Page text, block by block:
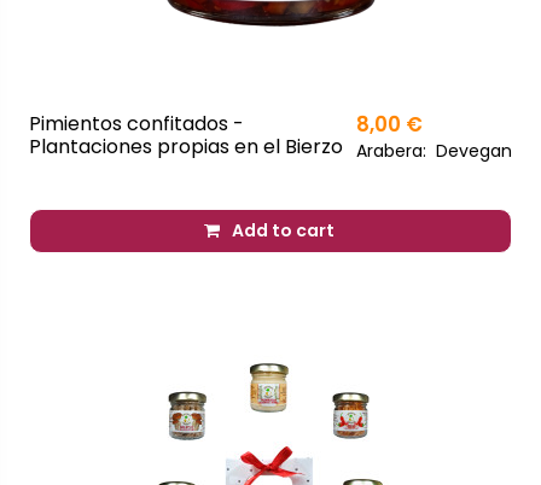
Pimientos confitados -
Plantaciones propias en el Bierzo
8,00 €
Arabera: Devegan
Add to cart